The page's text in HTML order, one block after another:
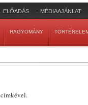
ELŐADÁS MÉDIAAJÁNLAT
HAGYOMÁNY
cimkével.